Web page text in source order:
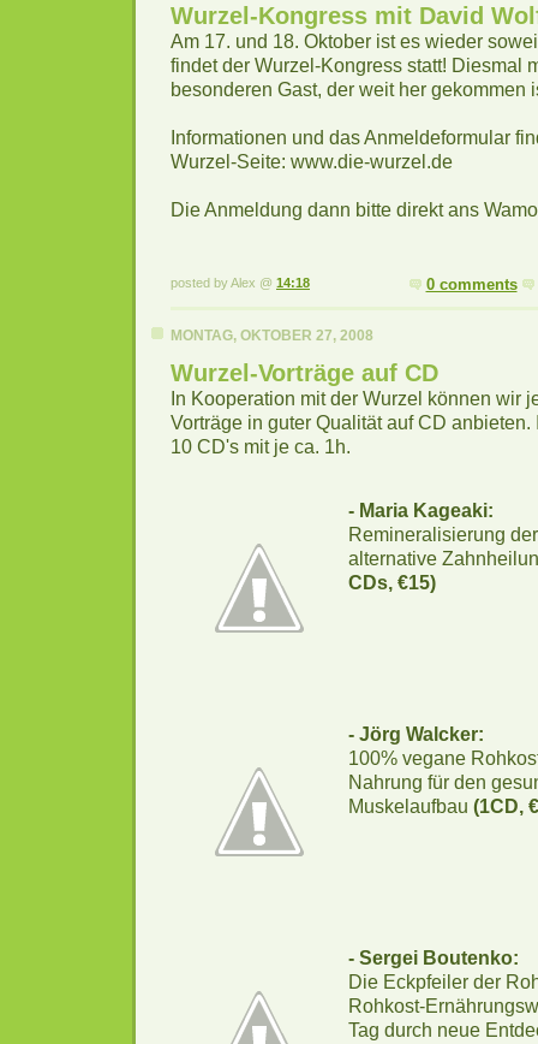
Wurzel-Kongress mit David
Am 17. und 18. Oktober ist es wieder
findet der Wurzel-Kongress statt! Diesmal
besonderen Gast, der weit her gekommen
Informationen und das Anmeldeformular
Wurzel-Seite: www.die-wurzel.de
Die Anmeldung dann bitte direkt ans
posted by Alex @ 14:18 0 comments
MONTAG, OKTOBER 27, 2008
Wurzel-Vorträge auf CD
In Kooperation mit der Wurzel können wir
Vorträge in guter Qualität auf CD anbieten.
10 CD's mit je ca. 1h.
- Maria Kageaki:
Remineralisierung
alternative
CDs, €15)
- Jörg Walcker:
100% vegane
Nahrung für den
Muskelaufbau (1CD,
- Sergei Boutenko:
Die Eckpfeiler der
Rohkost-
Tag durch neue